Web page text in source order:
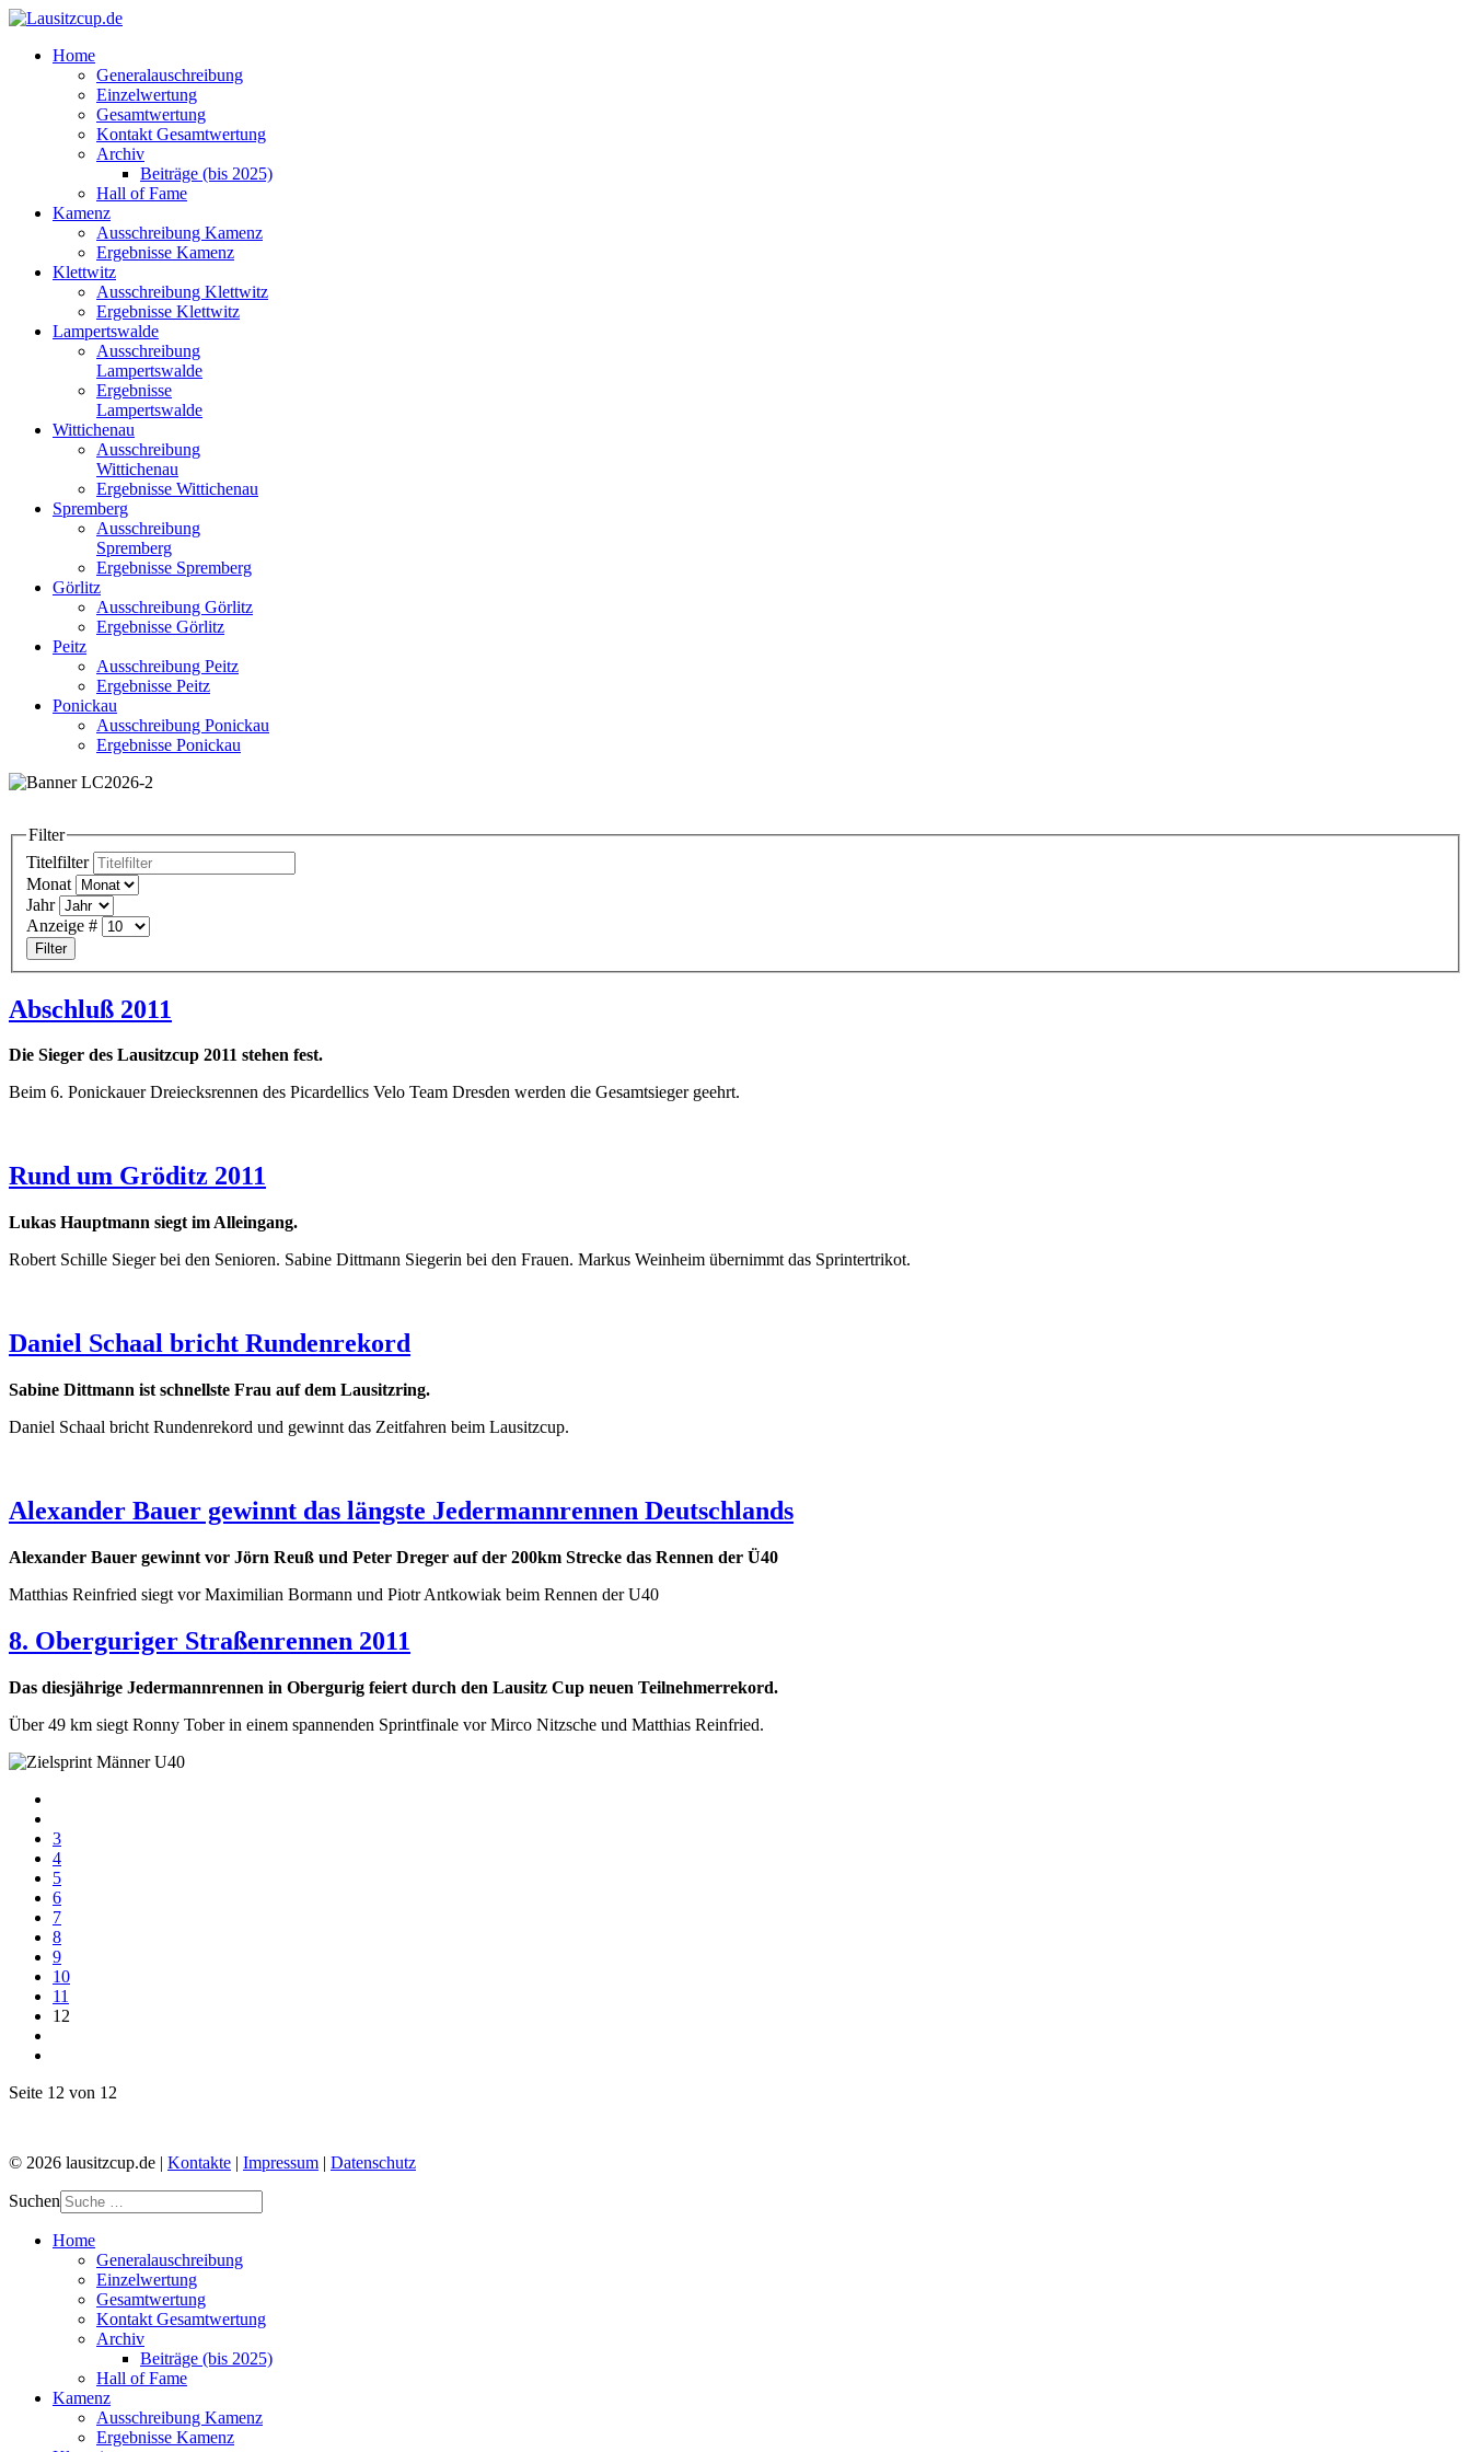
Home
Generalauschreibung
Einzelwertung
Gesamtwertung
Kontakt Gesamtwertung
Archiv
Beiträge (bis 2025)
Hall of Fame
Kamenz
Ausschreibung Kamenz
Ergebnisse Kamenz
Klettwitz
Ausschreibung Klettwitz
Ergebnisse Klettwitz
Lampertswalde
Ausschreibung
Lampertswalde
Ergebnisse
Lampertswalde
Wittichenau
Ausschreibung
Wittichenau
Ergebnisse Wittichenau
Spremberg
Ausschreibung
Spremberg
Ergebnisse Spremberg
Görlitz
Ausschreibung Görlitz
Ergebnisse Görlitz
Peitz
Ausschreibung Peitz
Ergebnisse Peitz
Ponickau
Ausschreibung Ponickau
Ergebnisse Ponickau
Filter
Titelfilter
Monat
Jahr
Anzeige #
Filter
Abschluß 2011
Die Sieger des Lausitzcup 2011 stehen fest.
Beim 6. Ponickauer Dreiecksrennen des Picardellics Velo Team Dresden werden die Gesamtsieger geehrt.
Rund um Gröditz 2011
Lukas Hauptmann siegt im Alleingang.
Robert Schille Sieger bei den Senioren. Sabine Dittmann Siegerin bei den Frauen. Markus Weinheim übernimmt das Sprintertrikot.
Daniel Schaal bricht Rundenrekord
Sabine Dittmann ist schnellste Frau auf dem Lausitzring.
Daniel Schaal bricht Rundenrekord und gewinnt das Zeitfahren beim Lausitzcup.
Alexander Bauer gewinnt das längste Jedermannrennen Deutschlands
Alexander Bauer gewinnt vor Jörn Reuß und Peter Dreger auf der 200km Strecke das Rennen der Ü40
Matthias Reinfried siegt vor Maximilian Bormann und Piotr Antkowiak beim Rennen der U40
8. Oberguriger Straßenrennen 2011
Das diesjährige Jedermannrennen in Obergurig feiert durch den Lausitz Cup neuen Teilnehmerrekord.
Über 49 km siegt Ronny Tober in einem spannenden Sprintfinale vor Mirco Nitzsche und Matthias Reinfried.
3
4
5
6
7
8
9
10
11
12
Seite 12 von 12
© 2026 lausitzcup.de | Kontakte | Impressum | Datenschutz
Suchen
Home
Generalauschreibung
Einzelwertung
Gesamtwertung
Kontakt Gesamtwertung
Archiv
Beiträge (bis 2025)
Hall of Fame
Kamenz
Ausschreibung Kamenz
Ergebnisse Kamenz